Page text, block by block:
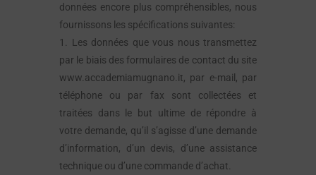
données encore plus compréhensibles, nous
fournissons les spécifications suivantes:
1. Les données que vous nous transmettez
par le biais des formulaires de contact du site
www.accademiamugnano.it, par e-mail, par
téléphone ou par fax sont collectées et
traitées dans le but ultime de répondre à
votre demande, qu’il s’agisse d’une demande
d’information, d’un devis, d’une assistance
technique ou d’une commande d’achat.